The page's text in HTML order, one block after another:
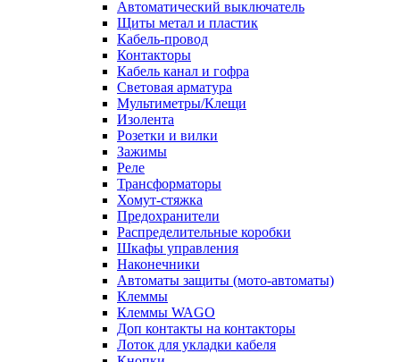
Автоматический выключатель
Щиты метал и пластик
Кабель-провод
Контакторы
Кабель канал и гофра
Световая арматура
Мультиметры/Клещи
Изолента
Розетки и вилки
Зажимы
Реле
Трансформаторы
Хомут-стяжка
Предохранители
Распределительные коробки
Шкафы управления
Наконечники
Автоматы защиты (мото-автоматы)
Клеммы
Клеммы WAGO
Доп контакты на контакторы
Лоток для укладки кабеля